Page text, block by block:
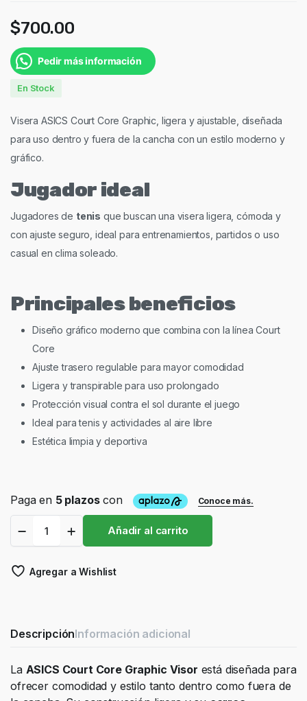
$700.00
Pedir más información
En Stock
Visera ASICS Court Core Graphic, ligera y ajustable, diseñada
para uso dentro y fuera de la cancha con un estilo moderno y
gráfico.
Jugador ideal
Jugadores de tenis que buscan una visera ligera, cómoda y
con ajuste seguro, ideal para entrenamientos, partidos o uso
casual en clima soleado.
Principales beneficios
Diseño gráfico moderno que combina con la línea Court
Core
Ajuste trasero regulable para mayor comodidad
Ligera y transpirable para uso prolongado
Protección visual contra el sol durante el juego
Ideal para tenis y actividades al aire libre
Estética limpia y deportiva
Asics
Court
Lila
Añadir al carrito
Agregar a Wishlist
DescripciónInformación adicional
La ASICS Court Core Graphic Visor está diseñada para
ofrecer comodidad y estilo tanto dentro como fuera de